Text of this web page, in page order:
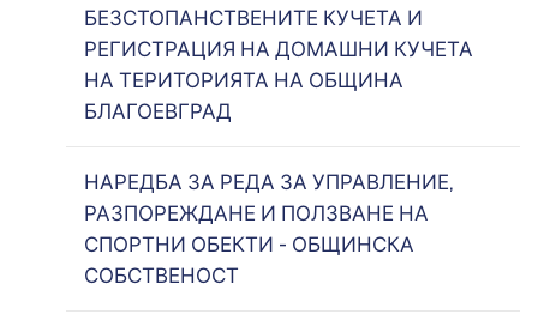
БЕЗСТОПАНСТВЕНИТЕ КУЧЕТА И
РЕГИСТРАЦИЯ НА ДОМАШНИ КУЧЕТА
НА ТЕРИТОРИЯТА НА ОБЩИНА
БЛАГОЕВГРАД
НАРЕДБА ЗА РЕДА ЗА УПРАВЛЕНИЕ,
РАЗПОРЕЖДАНЕ И ПОЛЗВАНЕ НА
СПОРТНИ ОБЕКТИ - ОБЩИНСКА
СОБСТВЕНОСТ